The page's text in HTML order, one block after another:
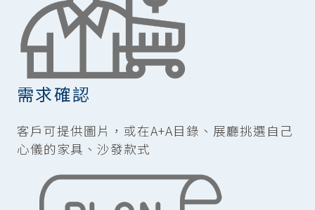
需求確認
客戶可提供圖片，或在A+A目錄、展廳挑選自己
心儀的家具、沙發款式